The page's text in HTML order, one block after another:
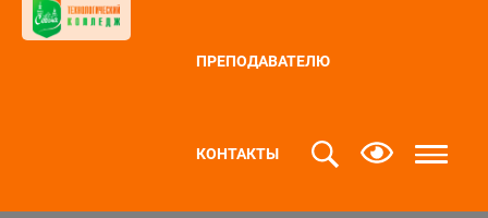
ПРЕПОДАВАТЕЛЮ
КОНТАКТЫ